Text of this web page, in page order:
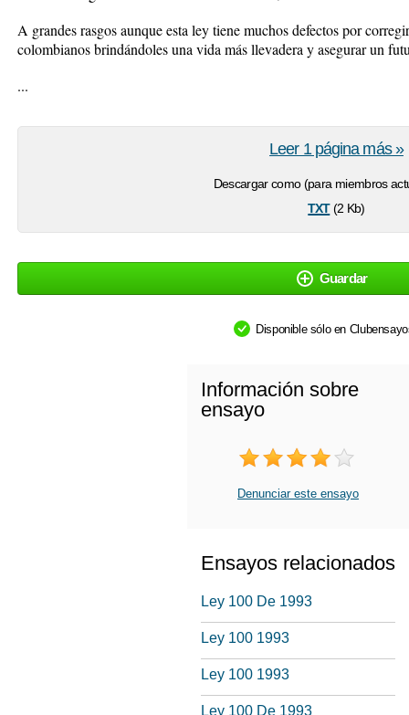
A grandes rasgos aunque esta ley tiene muchos defectos por
colombianos brindándoles una vida más llevadera y asegurar un
...
Descargar como (para miembros
txt(2 Kb)
Leer 1 página más »
Guardar
Disponible sólo en
Información sobre
ensayo
Denunciar este ensayo
Ensayos relacionados
Ley 100 De 1993
Ley 100 1993
Ley 100 1993
Ley 100 De 1993